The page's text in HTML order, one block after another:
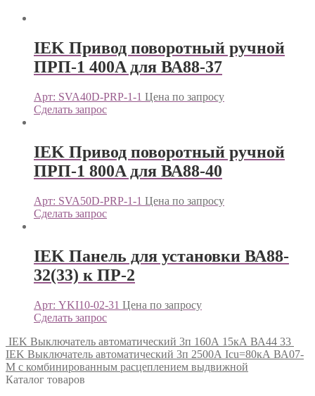
IEK Привод поворотный ручной
ПРП-1 400A для ВА88-37
Арт: SVA40D-PRP-1-1 Цена по запросу
Сделать запрос
IEK Привод поворотный ручной
ПРП-1 800A для ВА88-40
Арт: SVA50D-PRP-1-1 Цена по запросу
Сделать запрос
IEK Панель для установки ВА88-
32(33) к ПР-2
Арт: YKI10-02-31 Цена по запросу
Сделать запрос
IEK Выключатель автоматический 3п 160А 15кА ВА44 33
IEK Выключатель автоматический 3п 2500А Icu=80кА ВА07-
М с комбинированным расцеплением выдвижной
Каталог товаров